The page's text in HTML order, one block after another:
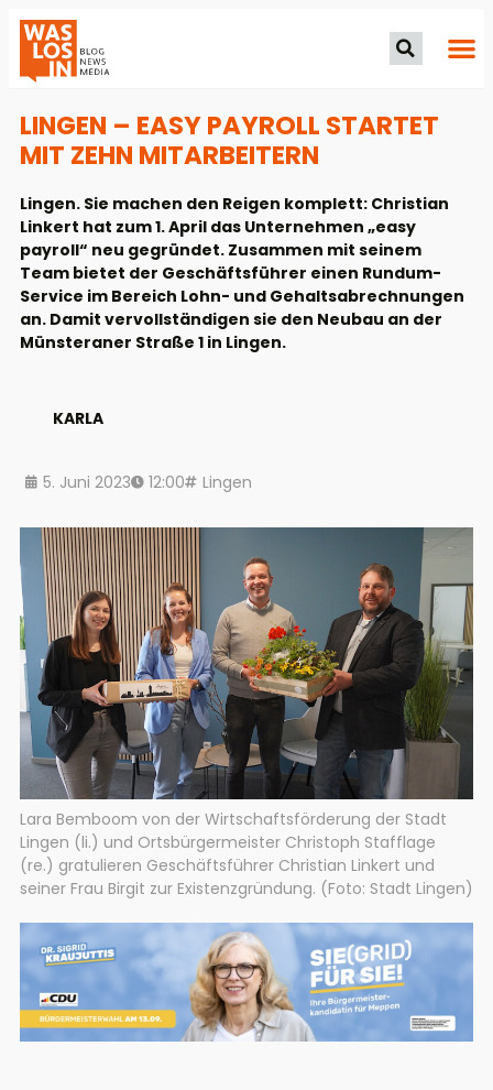
LINGEN – EASY PAYROLL STARTET
MIT ZEHN MITARBEITERN
Lingen. Sie machen den Reigen komplett: Christian
Linkert hat zum 1. April das Unternehmen „easy
payroll“ neu gegründet. Zusammen mit seinem
Team bietet der Geschäftsführer einen Rundum-
Service im Bereich Lohn- und Gehaltsabrechnungen
an. Damit vervollständigen sie den Neubau an der
Münsteraner Straße 1 in Lingen.
KARLA
5. Juni 2023 12:00 Lingen
Lara Bemboom von der Wirtschaftsförderung der Stadt
Lingen (li.) und Ortsbürgermeister Christoph Stafflage
(re.) gratulieren Geschäftsführer Christian Linkert und
seiner Frau Birgit zur Existenzgründung. (Foto: Stadt Lingen)